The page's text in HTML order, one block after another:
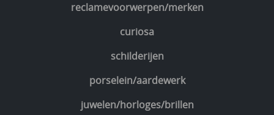
reclamevoorwerpen/merken
curiosa
schilderijen
porselein/aardewerk
juwelen/horloges/brillen